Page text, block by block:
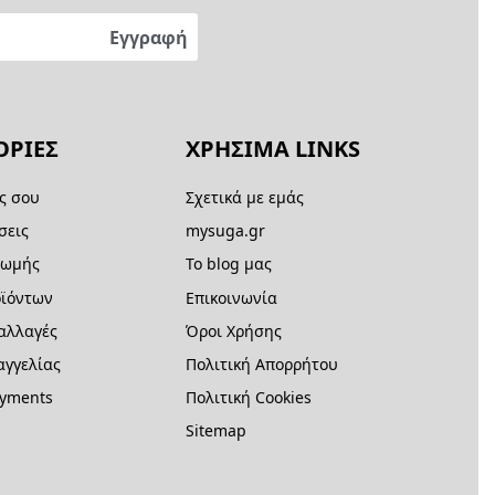
σου
ΧΡΗΣΙΜΑ LINKS
Σχετικά με εμάς
mysuga.gr
Το blog μας
Επικοινωνία
Όροι Χρήσης
Πολιτική Απορρήτου
Πολιτική Cookies
Sitemap